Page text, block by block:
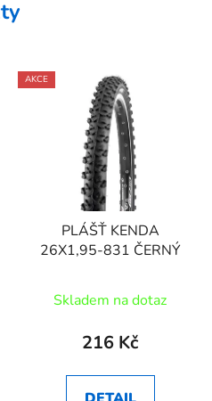
AKCE
PLÁŠŤ KENDA
26X1,95-831 ČERNÝ
Skladem na dotaz
216 Kč